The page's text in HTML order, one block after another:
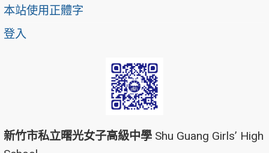
本站使用正體字
登入
新竹市私立曙光女子高級中學 Shu Guang Girls’ High